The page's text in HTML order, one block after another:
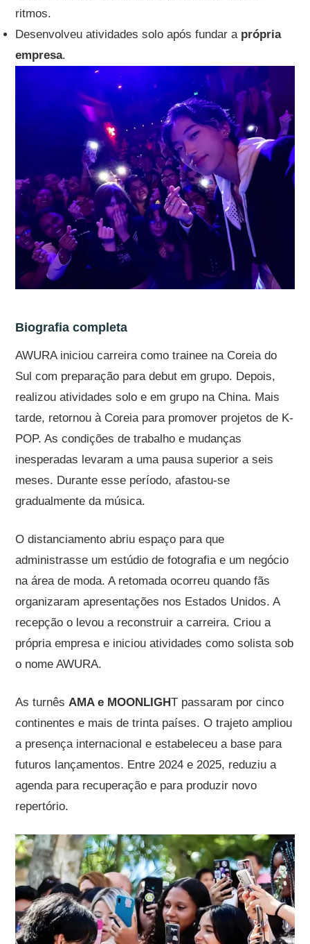
ritmos.
Desenvolveu atividades solo após fundar a própria
empresa.
Biografia completa
AWURA iniciou carreira como trainee na Coreia do
Sul com preparação para debut em grupo. Depois,
realizou atividades solo e em grupo na China. Mais
tarde, retornou à Coreia para promover projetos de K-
POP. As condições de trabalho e mudanças
inesperadas levaram a uma pausa superior a seis
meses. Durante esse período, afastou-se
gradualmente da música.
O distanciamento abriu espaço para que
administrasse um estúdio de fotografia e um negócio
na área de moda. A retomada ocorreu quando fãs
organizaram apresentações nos Estados Unidos. A
recepção o levou a reconstruir a carreira. Criou a
própria empresa e iniciou atividades como solista sob
o nome AWURA.
As turnêsAMA e MOONLIGHT passaram por cinco
continentes e mais de trinta países. O trajeto ampliou
a presença internacional e estabeleceu a base para
futuros lançamentos. Entre 2024 e 2025, reduziu a
agenda para recuperação e para produzir novo
repertório.